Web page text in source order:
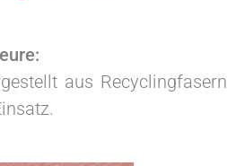
aus Recyclingfasern